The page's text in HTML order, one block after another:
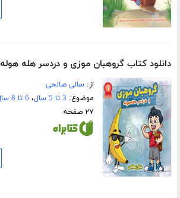
دانلود کتاب گروهبان موزی و دردسر هله هوله
از:سالی صالحی
موضوع: 3 تا 5 سال ، 6 تا 8 سال
۲۷ صفحه